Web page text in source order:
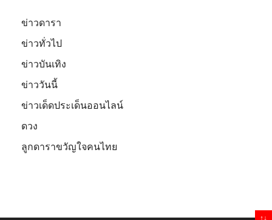
ข่าวดารา
ข่าวทั่วไป
ข่าวบันเทิง
ข่าววันนี้
ข่าวเด็ดประเด็นออนไลน์
ดวง
ลูกดาราขวัญใจคนไทย
↑↓